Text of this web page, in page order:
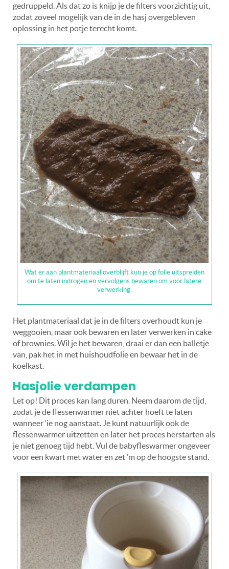
gedruppeld. Als dat zo is knijp je de filters voorzichtig uit,
zodat zoveel mogelijk van de in de hasj overgebleven
oplossing in het potje terecht komt.
Wat er aan plantmateriaal overblijft kun je op folie uitspreiden
om te laten indrogen en vervolgens bewaren om voor latere
verwerking.
Het plantmateriaal dat je in de filters overhoudt kun je
weggooien, maar ook bewaren en later verwerken in cake
of brownies. Wil je het bewaren, draai er dan een balletje
van, pak het in met huishoudfolie en bewaar het in de
koelkast.
Hasjolie verdampen
Let op! Dit proces kan lang duren. Neem daarom de tijd,
zodat je de flessenwarmer niet achter hoeft te laten
wanneer ‘ie nog aanstaat. Je kunt natuurlijk ook de
flessenwarmer uitzetten en later het proces herstarten als
je niet genoeg tijd hebt. Vul de babyfleswarmer ongeveer
voor een kwart met water en zet ‘m op de hoogste stand.